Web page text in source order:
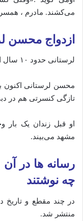
می‌کشند. مادرم ،
ازدواج محسن
لرستانی حدود ۱۰ سال است ازدواج کرده است.
محسن لرستانی
تازگی کنسرتی هم در
او قبل زندان یک
مشهد می‌بیند.
رسانه‌ ها در
چه نوشتند
در چند مقطع و تاریخ
منتشر شد.